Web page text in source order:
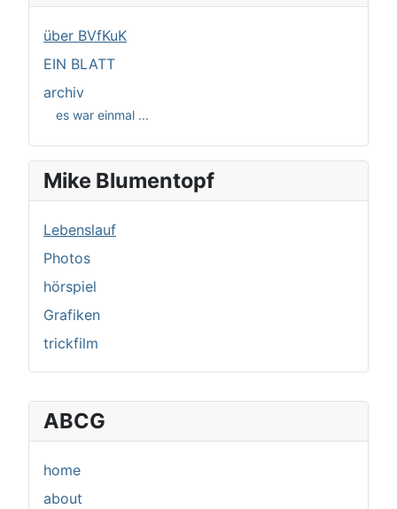
ABCG
home
about
über BVfKuK
EIN BLATT
archiv
es war einmal ...
Mike Blumentopf
Lebenslauf
Photos
hörspiel
Grafiken
trickfilm